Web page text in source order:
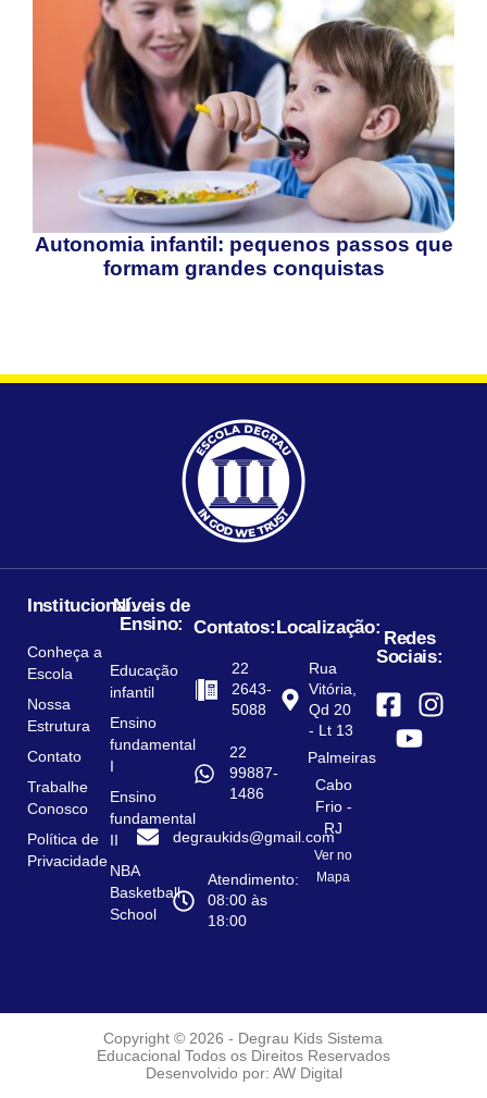
Autonomia infantil: pequenos passos que
formam grandes conquistas
Institucional:
Conheça a
Escola
Nossa
Estrutura
Contato
Trabalhe
Conosco
Política de
Privacidade
Níveis de
Ensino:
Educação
infantil
Ensino
fundamental
I
Ensino
fundamental
II
NBA
Basketball
School
Localização:
Rua
Vitória,
Qd 20
- Lt 13
Palmeiras
Cabo
Frio -
RJ
Ver no
Mapa
Contatos:
22
2643-
5088
22
99887-
1486
degraukids@gmail.com
Atendimento:
08:00 às
18:00
Redes
Sociais:
Copyright © 2026 - Degrau Kids Sistema
Educacional Todos os Direitos Reservados
Desenvolvido por: AW Digital